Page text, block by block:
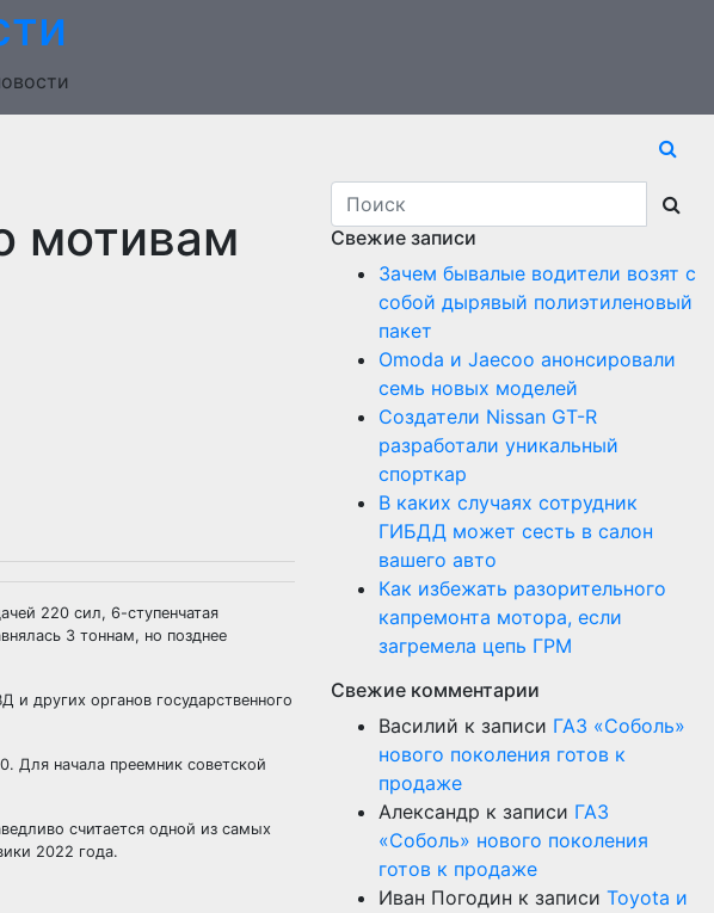
мотивам
220 сил, 6-ступенчатая
3 тоннам, но позднее
других органов государственного
Для начала преемник советской
считается одной из самых
2022 года.
Свежие записи
Зачем бывалые водители возят с
собой дырявый полиэтиленовый
пакет
Оmoda и Jaecoo анонсировали
семь новых моделей
Создатели Nissan GT-R
разработали уникальный
спорткар
В каких случаях сотрудник
ГИБДД может сесть в салон
вашего авто
Как избежать разорительного
капремонта мотора, если
загремела цепь ГРМ
Свежие комментарии
Василий к записи ГАЗ «Соболь»
нового поколения готов к
продаже
Александр к записи ГАЗ
«Соболь» нового поколения
готов к продаже
Иван Погодин к записи Toyota и